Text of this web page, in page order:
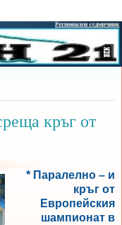
кръг от
* Паралелно – и
кръг от
Европейския
шампионат в